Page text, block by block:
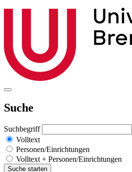
Suche
Suchbegriff
Volltext
Personen/Einrichtungen
Volltext + Personen/Einrichtungen